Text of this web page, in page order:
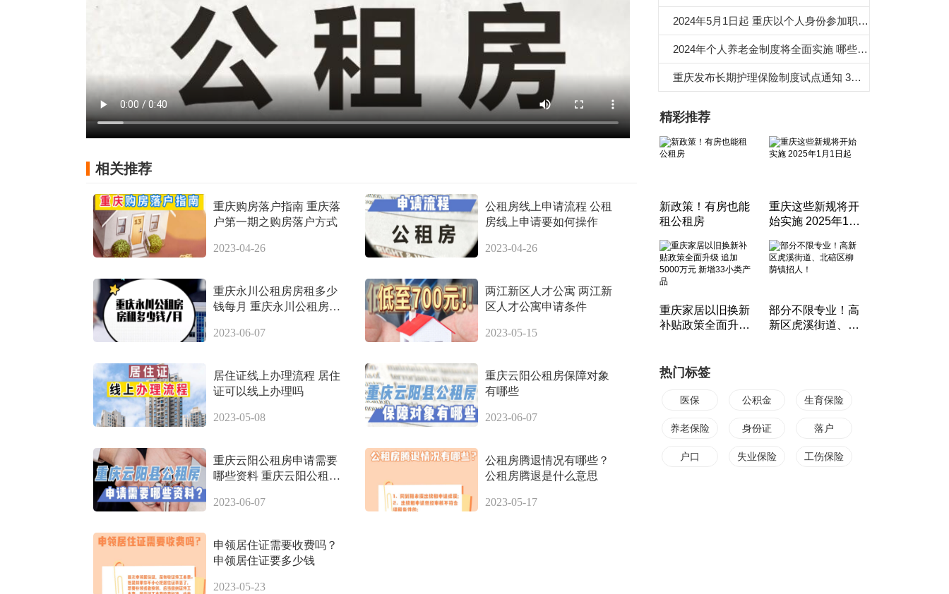
相关推荐
重庆购房落户指南 重庆落
户第一期之购房落户方式
2023-04-26
公租房线上申请流程 公租
房线上申请要如何操作
2023-04-26
重庆永川公租房房租多少
钱每月 重庆永川公租房多
2023-06-07
两江新区人才公寓 两江新
区人才公寓申请条件
2023-05-15
居住证线上办理流程 居住
证可以线上办理吗
2023-05-08
重庆云阳公租房保障对象
有哪些
2023-06-07
重庆云阳公租房申请需要
哪些资料 重庆云阳公租房
2023-06-07
公租房腾退情况有哪些？
公租房腾退是什么意思
2023-05-17
申领居住证需要收费吗？
申领居住证要多少钱
2023-05-23
2024年5月1日起 重庆以个人身份参加职工医保人员可享受生育医疗待遇
2024年个人养老金制度将全面实施 哪些人可以参加个人养老金？
重庆发布长期护理保险制度试点通知 3月1日起中度失能人员可申请长期护理险
精彩推荐
新政策！有房也能
租公租房
重庆这些新规将开
始实施 2025年1月
重庆家居以旧换新
补贴政策全面升级
部分不限专业！高
新区虎溪街道、北
热门标签
医保 公积金 生育保险
养老保险 身份证 落户
户口 失业保险 工伤保险